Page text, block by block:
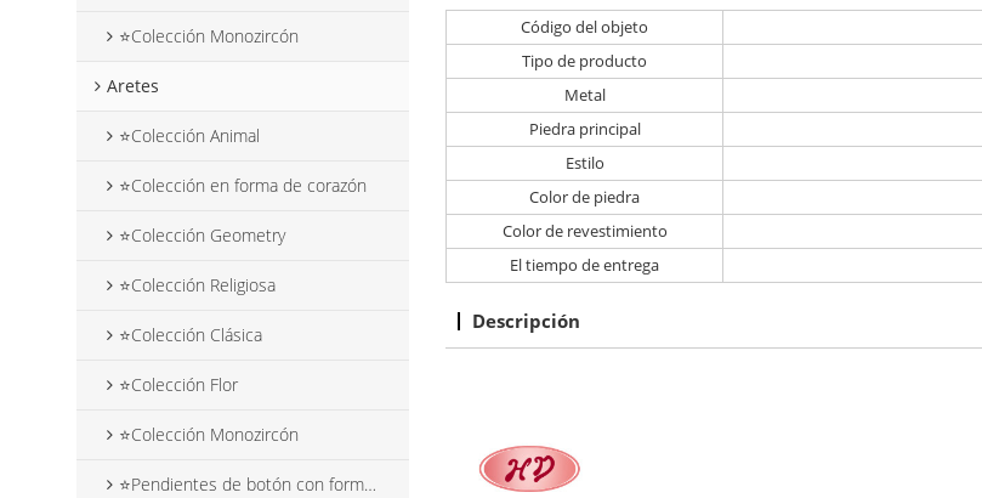
⭐Colección Monozircón
Aretes
⭐Colección Animal
⭐Colección en forma de corazón
⭐Colección Geometry
⭐Colección Religiosa
⭐Colección Clásica
⭐Colección Flor
⭐Colección Monozircón
⭐Pendientes de botón con forma de flor
Código del objeto
Tipo de producto
Metal
Piedra principal
Estilo
Color de piedra
Color de revestimiento
El tiempo de entrega
Descripción